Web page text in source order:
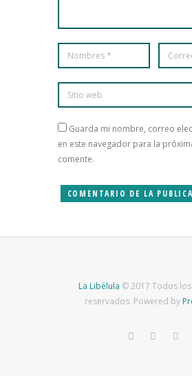
Guarda mi nombre, correo
en este navegador para la
comente.
La Libélula © 2017 Todos
reservados. Powered by